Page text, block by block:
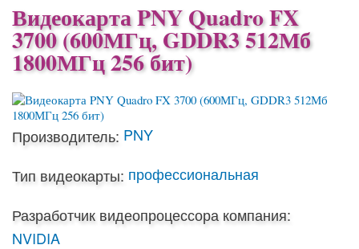
Видеокарта PNY Quadro FX
3700 (600МГц, GDDR3 512Мб
1800МГц 256 бит)
Производитель: PNY
Тип видеокарты: профессиональная
Разработчик видеопроцессора компания:
NVIDIA